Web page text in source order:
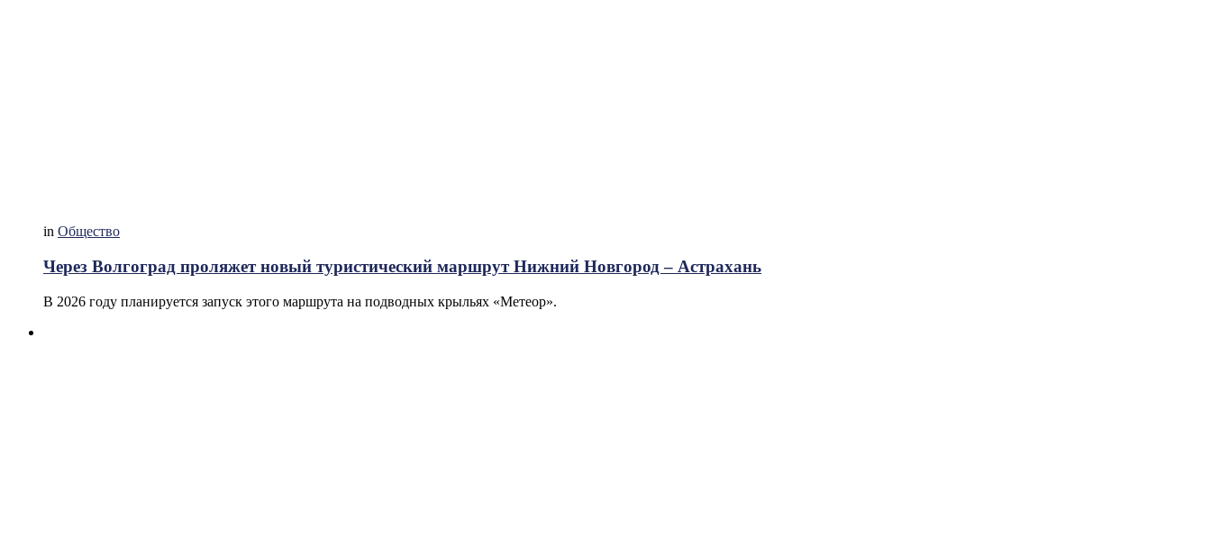
in Общество
Через Волгоград проляжет новый туристический маршрут Нижний Новгород – Астрахань
В 2026 году планируется запуск этого маршрута на подводных крыльях «Метеор».